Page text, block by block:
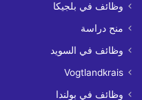
وظائف في بلجيكا
منح دراسة
وظائف في السويد
Vogtlandkrais
وظائف في بولندا